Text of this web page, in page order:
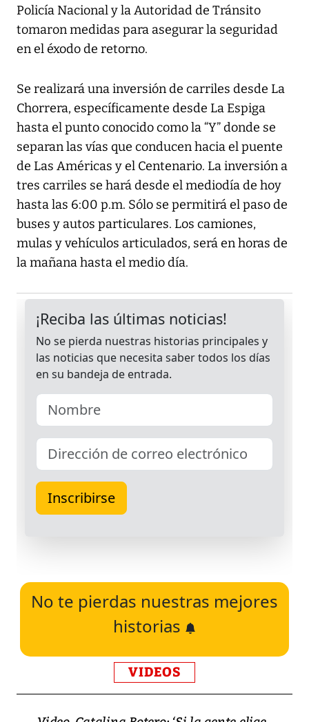
Policía Nacional y la Autoridad de Tránsito
tomaron medidas para asegurar la seguridad
en el éxodo de retorno.
Se realizará una inversión de carriles desde La
Chorrera, específicamente desde La Espiga
hasta el punto conocido como la “Y” donde se
separan las vías que conducen hacia el puente
de Las Américas y el Centenario. La inversión a
tres carriles se hará desde el mediodía de hoy
hasta las 6:00 p.m. Sólo se permitirá el paso de
buses y autos particulares. Los camiones,
mulas y vehículos articulados, será en horas de
la mañana hasta el medio día.
No te pierdas nuestras mejores
historias
VIDEOS